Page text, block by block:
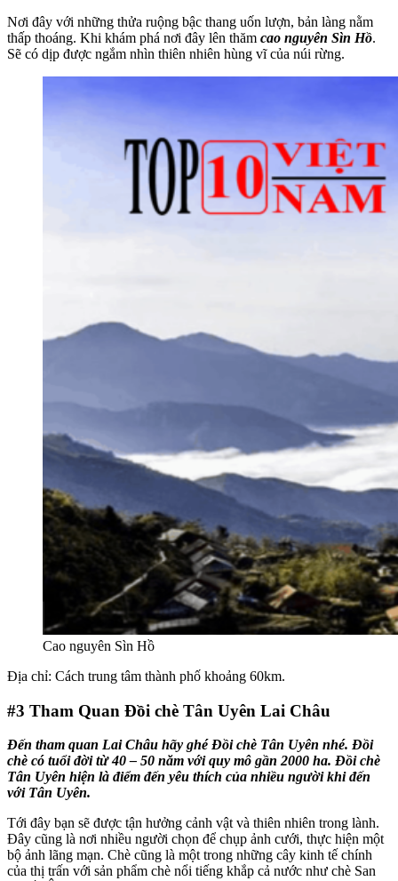
Nơi đây với những thửa ruộng bậc thang uốn lượn, bản làng nằm
thấp thoáng. Khi khám phá nơi đây lên thăm cao nguyên Sìn Hồ.
Sẽ có dịp được ngắm nhìn thiên nhiên hùng vĩ của núi rừng.
Cao nguyên Sìn Hồ
Địa chỉ: Cách trung tâm thành phố khoảng 60km.
#3 Tham Quan Đồi chè Tân Uyên Lai Châu
Đến tham quan Lai Châu hãy ghé Đồi chè Tân Uyên nhé. Đồi
chè có tuổi đời từ 40 – 50 năm với quy mô gần 2000 ha. Đồi chè
Tân Uyên hiện là điểm đến yêu thích của nhiều người khi đến
với Tân Uyên.
Tới đây bạn sẽ được tận hưởng cảnh vật và thiên nhiên trong lành.
Đây cũng là nơi nhiều người chọn để chụp ảnh cưới, thực hiện một
bộ ảnh lãng mạn. Chè cũng là một trong những cây kinh tế chính
của thị trấn với sản phẩm chè nổi tiếng khắp cả nước như chè San